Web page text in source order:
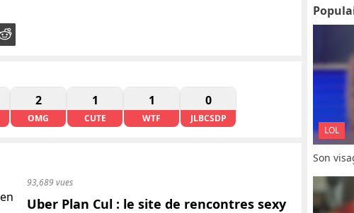
2
OMG
1
CUTE
1
WTF
0
JLBCSDP
93,689 vues
Uber Plan Cul : le site de rencontres sexy
LOL
Son